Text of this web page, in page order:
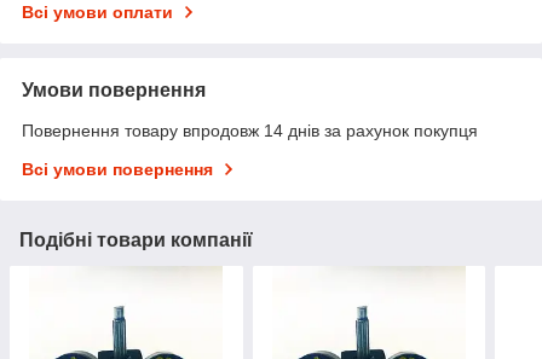
Всі умови оплати
Умови повернення
Повернення товару впродовж 14 днів за рахунок покупця
Всі умови повернення
Подібні товари компанії